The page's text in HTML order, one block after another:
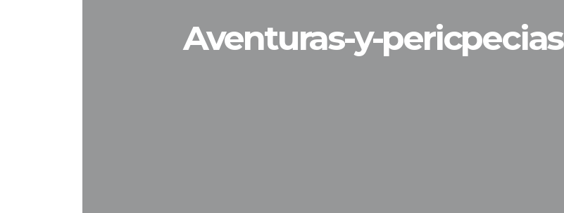
Aventuras-y-pericpecias